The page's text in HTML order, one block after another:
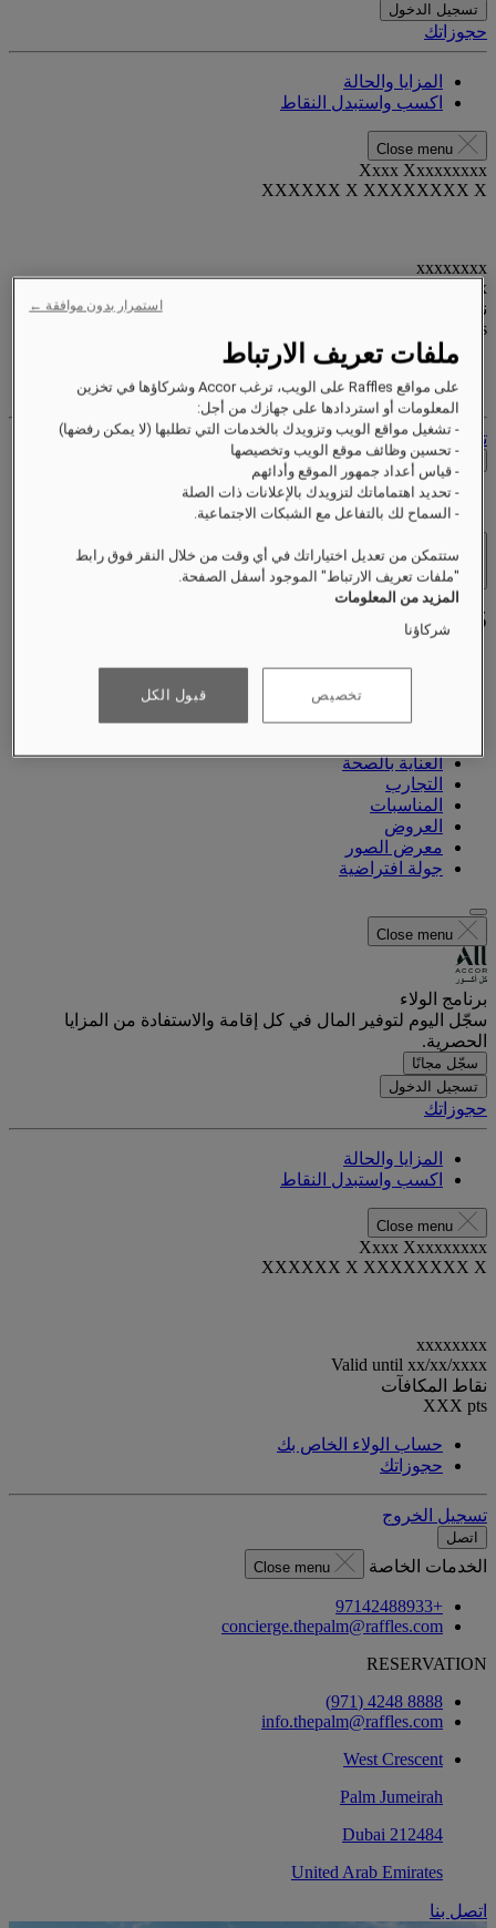
تسجيل الدخول
حجوزاتك
المزايا والحالة
اكسب واستبدل النقاط
Close menu
Xxxx Xxxxxxxxx
XXXXXX X XXXXXXXX X
xxxxxxxx
xx/xx/xxxx
نقاط المكافآت
pts
حساب الولاء الخاص بك
حجوزاتك
تسجيل الخروج
التحقق من الأسعار
الفنادق والمنتجعات
فتح القائمة
الغرف والأجنحة
العناية بالصحة
التجارب
المناسبات
العروض
معرض الصور
جولة افتراضية
Close menu
برنامج الولاء
سجّل اليوم لتوفير المال في كل إقامة والاستفادة من المزايا
الحصرية.
سجّل مجانًا
تسجيل الدخول
حجوزاتك
المزايا والحالة
اكسب واستبدل النقاط
Close menu
Xxxx Xxxxxxxxx
XXXXXX X XXXXXXXX X
xxxxxxxx
Valid until xx/xx/xxxx
نقاط المكافآت
XXX pts
حساب الولاء الخاص بك
حجوزاتك
تسجيل الخروج
اتصل
الخدمات الخاصة Close menu
+97142488933
concierge.thepalm@raffles.com
RESERVATION
8888 4248 (971)
info.thepalm@raffles.com
West Crescent
Palm Jumeirah
212484 Dubai
United Arab Emirates
اتصل بنا
ملفات تعريف الارتباط
على مواقع Raffles على الويب، ترغب Accor وشركاؤها في تخزين
المعلومات أو استردادها على جهازك من أجل:
- تشغيل مواقع الويب وتزويدك بالخدمات التي تطلبها (لا يمكن رفضها)
- تحسين وظائف موقع الويب وتخصيصها
- قياس أعداد جمهور الموقع وأدائهم
- تحديد اهتماماتك لتزويدك بالإعلانات ذات الصلة
- السماح لك بالتفاعل مع الشبكات الاجتماعية.
ستتمكن من تعديل اختياراتك في أي وقت من خلال النقر فوق رابط
"ملفات تعريف الارتباط" الموجود أسفل الصفحة.
المزيد من المعلومات
شركاؤنا
تخصيص قبول الكل
استمرار بدون موافقة ←